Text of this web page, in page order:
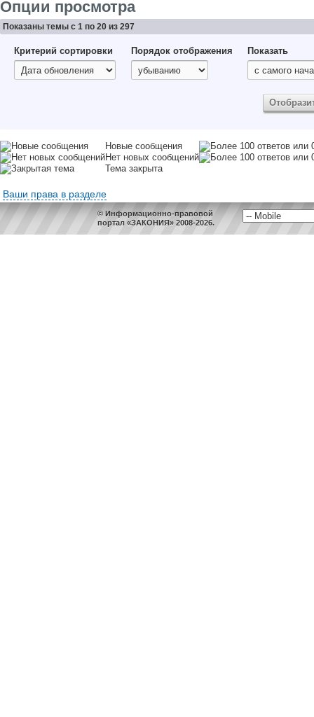
Опции просмотра
Показаны темы с 1 по 20 из 297
Критерий сортировки Порядок отображения Показать
Новые сообщения
Нет новых сообщений
Тема закрыта
Ваши права в разделе
© Информационно-правовой
портал «ЗАКОНИЯ» 2008-2026.